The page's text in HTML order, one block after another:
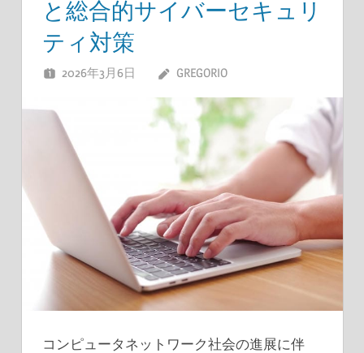
と総合的サイバーセキュリ
ティ対策
2026年3月6日 GREGORIO
コンピュータネットワーク社会の進展に伴